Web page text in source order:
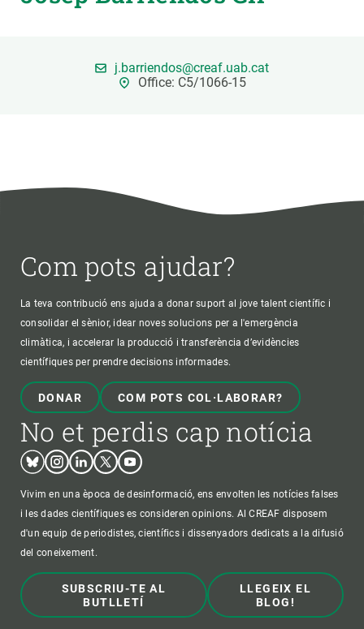
j.barriendos@creaf.uab.cat
Office: C5/1066-15
Com pots ajudar?
La teva contribució ens ajuda a donar suport al jove talent científic i
consolidar el sènior, idear noves solucions per a l'emergència
climàtica, i accelerar la producció i transferència d’evidències
científiques per prendre decisions informades.
DONAR COM POTS COL·LABORAR?
No et perdis cap notícia
BlueskyInstagram
LinkedinTwitterYoutube
Vivim en una època de desinformació, ens envolten les notícies falses
i les dades científiques es consideren opinions. Al CREAF disposem
d'un equip de periodistes, científics i dissenyadors dedicats a la difusió
del coneixement.
SUBSCRIU-TE AL
BUTLLETÍ
LLEGEIX EL
BLOG!
NOTÍCIES I AGENDA